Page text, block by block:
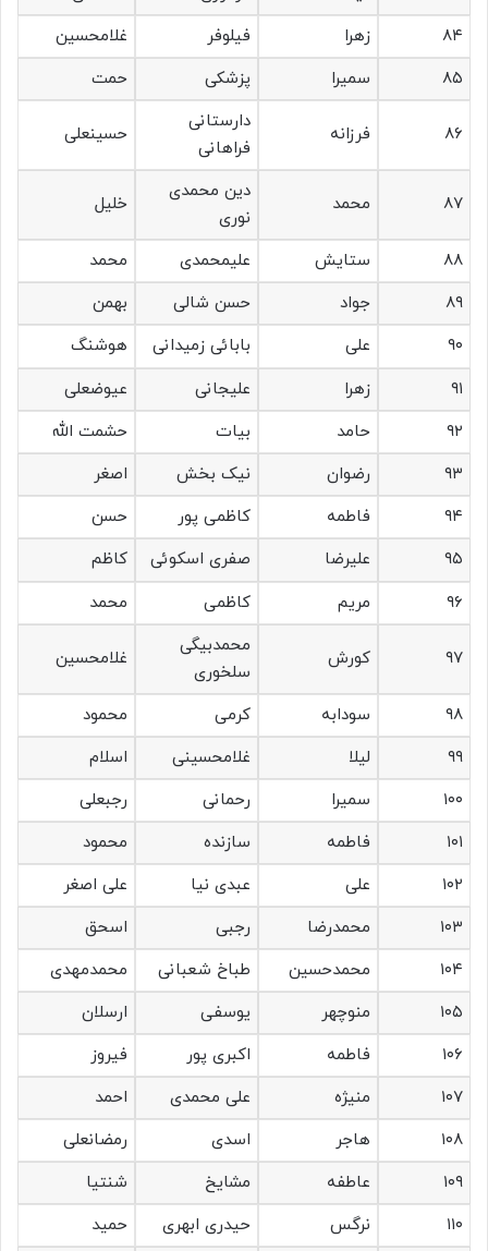
۸۴
زهرا فیلوفر
غلامحسین
۸۵
سمیرا پزشکی حمت
۸۶ فرزانه
دارستانی
فراهانی
حسینعلی
۸۷ محمد
دین محمدی
نوری
خلیل
۸۸ ستایش علیمحمدی
محمد
۸۹
جواد حسن شالی
بهمن
۹۰
علی بابائی زمیدانی
هوشنگ
۹۱
زهرا علیجانی
عیوضعلی
۹۲
حامد بیات
حشمت الله
۹۳
رضوان نیک بخش
اصغر
۹۴
فاطمه کاظمی پور
حسن
۹۵
علیرضا صفری اسکوئی
کاظم
۹۶
مریم کاظمی محمد
۹۷ کورش
محمدبیگی
سلخوری
غلامحسین
۹۸ سودابه کرمی
محمود
۹۹
لیلا غلامحسینی
اسلام
۱۰۰
سمیرا رحمانی
رجبعلی
۱۰۱
فاطمه سازنده
محمود
۱۰۲
علی عبدی نیا
علی اصغر
۱۰۳
محمدرضا رجبی
اسحق
۱۰۴
محمدحسین طباخ شعبانی
محمدمهدی
۱۰۵
منوچهر یوسفی
ارسلان
۱۰۶
فاطمه اکبری پور
فیروز
۱۰۷
منیژه علی محمدی
احمد
۱۰۸
هاجر اسدی
رمضانعلی
۱۰۹
عاطفه مشایخ
شنتیا
۱۱۰
نرگس حیدری ابهری
حمید